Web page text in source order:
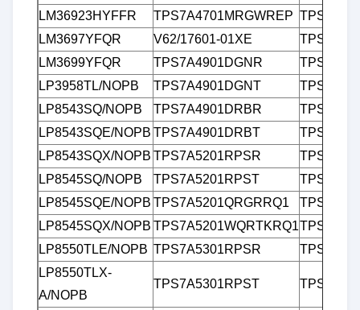
LM36923HYFFR
TPS7A4701MRGWREP
LM3697YFQR
V62/17601-01XE
LM3699YFQR
TPS7A4901DGNR
LP3958TL/NOPB
TPS7A4901DGNT
LP8543SQ/NOPB
TPS7A4901DRBR
LP8543SQE/NOPB TPS7A4901DRBT
LP8543SQX/NOPB TPS7A5201RPSR
LP8545SQ/NOPB
TPS7A5201RPST
LP8545SQE/NOPB TPS7A5201QRGRRQ1
LP8545SQX/NOPB TPS7A5201WQRTKRQ1
LP8550TLE/NOPB TPS7A5301RPSR
LP8550TLX-
A/NOPB
TPS7A5301RPST